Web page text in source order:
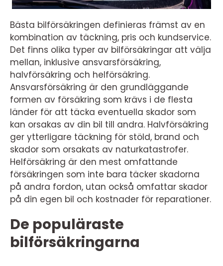
Bästa bilförsäkringen definieras främst av en
kombination av täckning, pris och kundservice.
Det finns olika typer av bilförsäkringar att välja
mellan, inklusive ansvarsförsäkring,
halvförsäkring och helförsäkring.
Ansvarsförsäkring är den grundläggande
formen av försäkring som krävs i de flesta
länder för att täcka eventuella skador som
kan orsakas av din bil till andra. Halvförsäkring
ger ytterligare täckning för stöld, brand och
skador som orsakats av naturkatastrofer.
Helförsäkring är den mest omfattande
försäkringen som inte bara täcker skadorna
på andra fordon, utan också omfattar skador
på din egen bil och kostnader för reparationer.
De populäraste
bilförsäkringarna